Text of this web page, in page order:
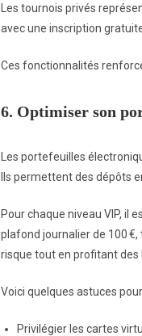
Les tournois privés
avec une inscription
Ces fonctionnalités
6. Optimiser son
Les portefeuilles
Ils permettent des dépôts
Pour chaque niveau VIP, il
plafond journalier de 100
risque tout en profitant des
Voici quelques astuces
Privilégier les cartes